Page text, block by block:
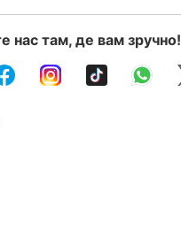
нас там, де вам зручно!